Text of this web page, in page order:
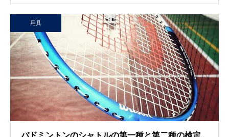
用具
バドミントンのシャトルの第一種と第二種の検定